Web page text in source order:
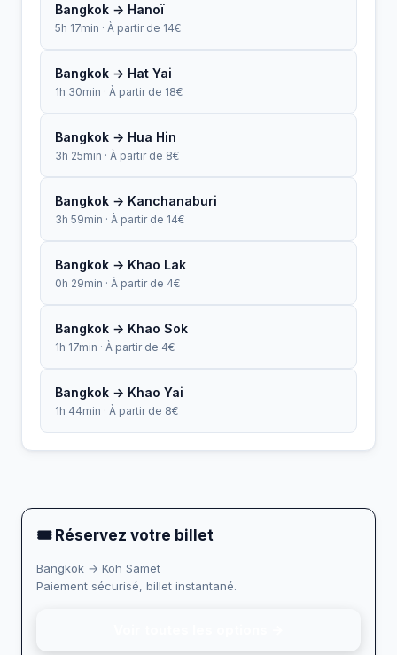
Bangkok → Hanoï
5h 17min · À partir de 14€
Bangkok → Hat Yai
1h 30min · À partir de 18€
Bangkok → Hua Hin
3h 25min · À partir de 8€
Bangkok → Kanchanaburi
3h 59min · À partir de 14€
Bangkok → Khao Lak
0h 29min · À partir de 4€
Bangkok → Khao Sok
1h 17min · À partir de 4€
Bangkok → Khao Yai
1h 44min · À partir de 8€
🎟 Réservez votre billet
Bangkok → Koh Samet
Paiement sécurisé, billet instantané.